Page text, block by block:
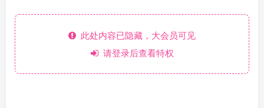
此处内容已隐藏，大会员可见
请登录后查看特权